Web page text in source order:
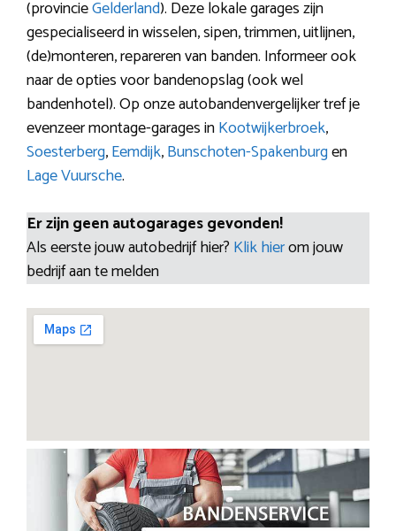
(provincieGelderland). Deze lokale garages zijn
gespecialiseerd in wisselen, sipen, trimmen, uitlijnen,
(de)monteren, repareren van banden. Informeer ook
naar de opties voor bandenopslag (ook wel
bandenhotel). Op onze autobandenvergelijker tref je
evenzeer montage-garages inKootwijkerbroek,
Soesterberg,Eemdijk,Bunschoten-Spakenburgen
Lage Vuursche.
Er zijn geen autogarages gevonden!
Als eerste jouw autobedrijf hier? Klik hierom jouw
bedrijf aan te melden